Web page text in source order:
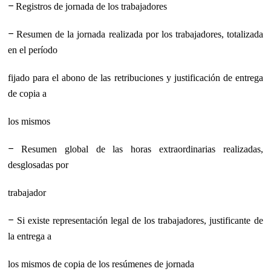
−Registros de jornada de los trabajadores
−Resumen de la jornada realizada por los trabajadores, totalizada
en el período
fijado para el abono de las retribuciones y justificación de entrega
de copia a
los mismos
−Resumen global de las horas extraordinarias realizadas,
desglosadas por
trabajador
− Si existe representación legal de los trabajadores, justificante de
la entrega a
los mismos de copia de los resúmenes de jornada